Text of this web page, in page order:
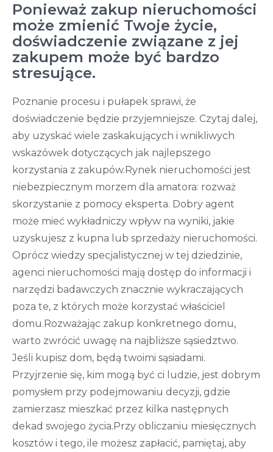
Ponieważ zakup nieruchomości
może zmienić Twoje życie,
doświadczenie związane z jej
zakupem może być bardzo
stresujące.
Poznanie procesu i pułapek sprawi, że
doświadczenie będzie przyjemniejsze. Czytaj dalej,
aby uzyskać wiele zaskakujących i wnikliwych
wskazówek dotyczących jak najlepszego
korzystania z zakupów.Rynek nieruchomości jest
niebezpiecznym morzem dla amatora: rozważ
skorzystanie z pomocy eksperta. Dobry agent
może mieć wykładniczy wpływ na wyniki, jakie
uzyskujesz z kupna lub sprzedaży nieruchomości.
Oprócz wiedzy specjalistycznej w tej dziedzinie,
agenci nieruchomości mają dostęp do informacji i
narzędzi badawczych znacznie wykraczających
poza te, z których może korzystać właściciel
domu.Rozważając zakup konkretnego domu,
warto zwrócić uwagę na najbliższe sąsiedztwo.
Jeśli kupisz dom, będą twoimi sąsiadami.
Przyjrzenie się, kim mogą być ci ludzie, jest dobrym
pomysłem przy podejmowaniu decyzji, gdzie
zamierzasz mieszkać przez kilka następnych
dekad swojego życia.Przy obliczaniu miesięcznych
kosztów i tego, ile możesz zapłacić, pamiętaj, aby